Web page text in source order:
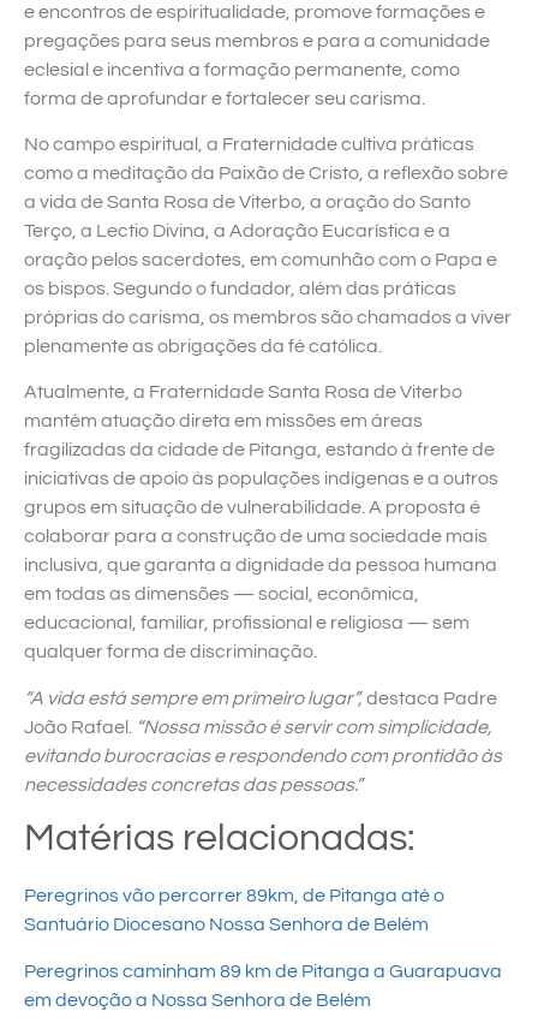
e encontros de espiritualidade, promove formações e
pregações para seus membros e para a comunidade
eclesial e incentiva a formação permanente, como
forma de aprofundar e fortalecer seu carisma.
No campo espiritual, a Fraternidade cultiva práticas
como a meditação da Paixão de Cristo, a reflexão sobre
a vida de Santa Rosa de Viterbo, a oração do Santo
Terço, a Lectio Divina, a Adoração Eucarística e a
oração pelos sacerdotes, em comunhão com o Papa e
os bispos. Segundo o fundador, além das práticas
próprias do carisma, os membros são chamados a viver
plenamente as obrigações da fé católica.
Atualmente, a Fraternidade Santa Rosa de Viterbo
mantém atuação direta em missões em áreas
fragilizadas da cidade de Pitanga, estando à frente de
iniciativas de apoio às populações indígenas e a outros
grupos em situação de vulnerabilidade. A proposta é
colaborar para a construção de uma sociedade mais
inclusiva, que garanta a dignidade da pessoa humana
em todas as dimensões — social, econômica,
educacional, familiar, profissional e religiosa — sem
qualquer forma de discriminação.
“A vida está sempre em primeiro lugar”,destaca Padre
João Rafael.
“Nossa missão é servir com simplicidade,
evitando burocracias e respondendo com prontidão às
necessidades concretas das pessoas.”
Matérias relacionadas:
Peregrinos vão percorrer 89km, de Pitanga até o
Santuário Diocesano Nossa Senhora de Belém
Peregrinos caminham 89 km de Pitanga a Guarapuava
em devoção a Nossa Senhora de Belém